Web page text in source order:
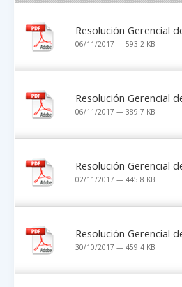
Resolución Gerencial
06/11/2017 — 593.2 KB
Resolución Gerencial
06/11/2017 — 389.7 KB
Resolución Gerencial
02/11/2017 — 445.8 KB
Resolución Gerencial
30/10/2017 — 459.4 KB